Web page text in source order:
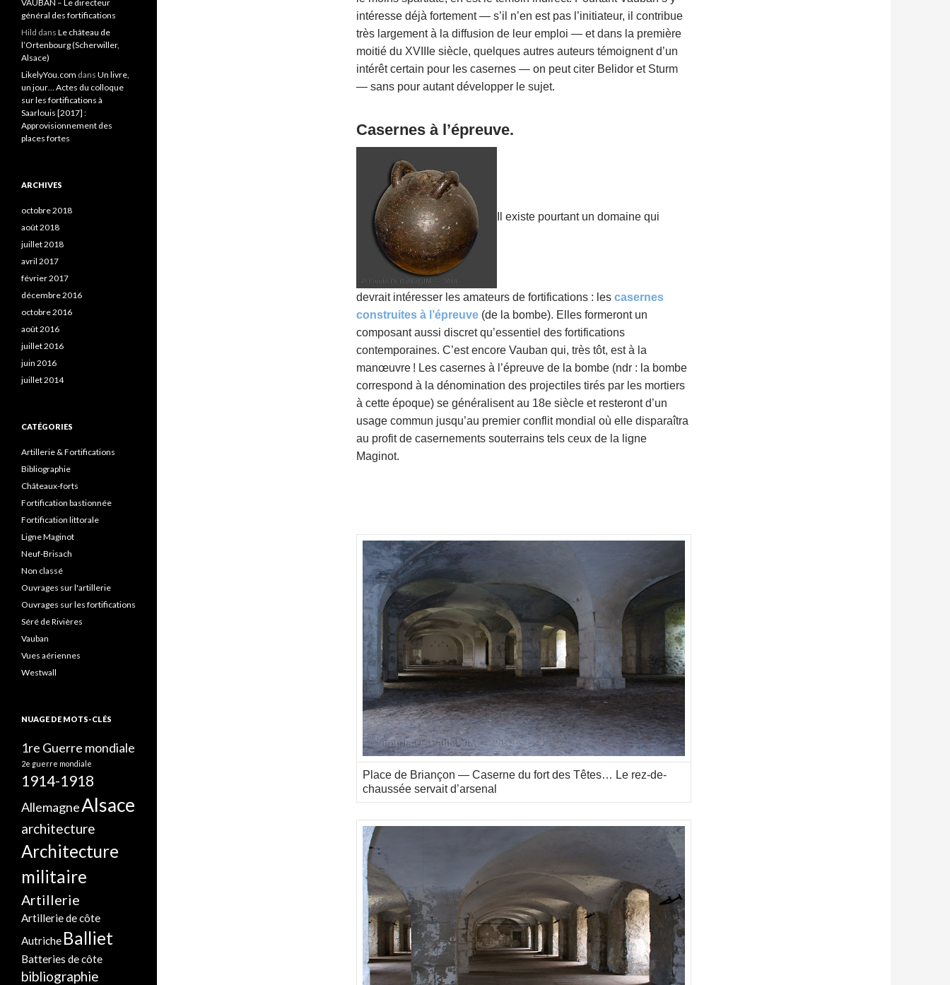
intéresse déjà fortement — s’il n’en est pas l’initiateur, il contribue
très largement à la diffusion de leur emploi — et dans la première
moitié du XVIIIe siècle, quelques autres auteurs témoignent d’un
intérêt certain pour les casernes — on peut citer Belidor et Sturm
— sans pour autant développer le sujet.
Casernes à l’épreuve.
Il existe pourtant un domaine qui
devrait intéresser les amateurs de fortifications : les casernes
construites à l’épreuve (de la bombe). Elles formeront un
composant aussi discret qu’essentiel des fortifications
contemporaines. C’est encore Vauban qui, très tôt, est à la
manœuvre ! Les casernes à l’épreuve de la bombe (ndr : la bombe
correspond à la dénomination des projectiles tirés par les mortiers
à cette époque) se généralisent au 18e siècle et resteront d’un
usage commun jusqu’au premier conflit mondial où elle disparaîtra
au profit de casernements souterrains tels ceux de la ligne
Maginot.
Place de Briançon — Caserne du fort des Têtes… Le rez-de-
chaussée servait d’arsenal
VAUBAN – Le directeur
général des fortifications
Hild dans Le château de
l’Ortenbourg (Scherwiller,
Alsace)
LikelyYou.com dans Un livre,
un jour… Actes du colloque
sur les fortifications à
Saarlouis [2017] :
Approvisionnement des
places fortes
ARCHIVES
octobre 2018
août 2018
juillet 2018
avril 2017
février 2017
décembre 2016
octobre 2016
août 2016
juillet 2016
juin 2016
juillet 2014
CATÉGORIES
Artillerie & Fortifications
Bibliographie
Châteaux-forts
Fortification bastionnée
Fortification littorale
Ligne Maginot
Neuf-Brisach
Non classé
Ouvrages sur l'artillerie
Ouvrages sur les fortifications
Séré de Rivières
Vauban
Vues aériennes
Westwall
NUAGE DE MOTS-CLÉS
1re Guerre mondiale
2e guerre mondiale
1914-1918
AllemagneAlsace
architecture
Architecture
militaire
Artillerie
Artillerie de côte
Autriche Balliet
Batteries de côte
bibliographie